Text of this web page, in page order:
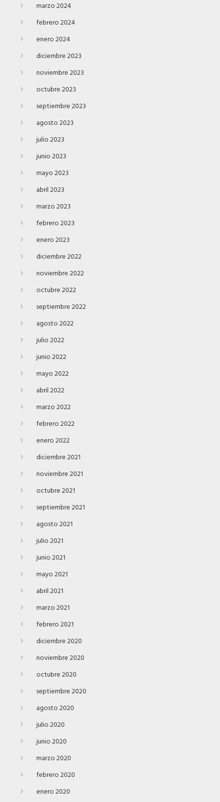
marzo 2024
febrero 2024
enero 2024
diciembre 2023
noviembre 2023
octubre 2023
septiembre 2023
agosto 2023
julio 2023
junio 2023
mayo 2023
abril 2023
marzo 2023
febrero 2023
enero 2023
diciembre 2022
noviembre 2022
octubre 2022
septiembre 2022
agosto 2022
julio 2022
junio 2022
mayo 2022
abril 2022
marzo 2022
febrero 2022
enero 2022
diciembre 2021
noviembre 2021
octubre 2021
septiembre 2021
agosto 2021
julio 2021
junio 2021
mayo 2021
abril 2021
marzo 2021
febrero 2021
diciembre 2020
noviembre 2020
octubre 2020
septiembre 2020
agosto 2020
julio 2020
junio 2020
marzo 2020
febrero 2020
enero 2020